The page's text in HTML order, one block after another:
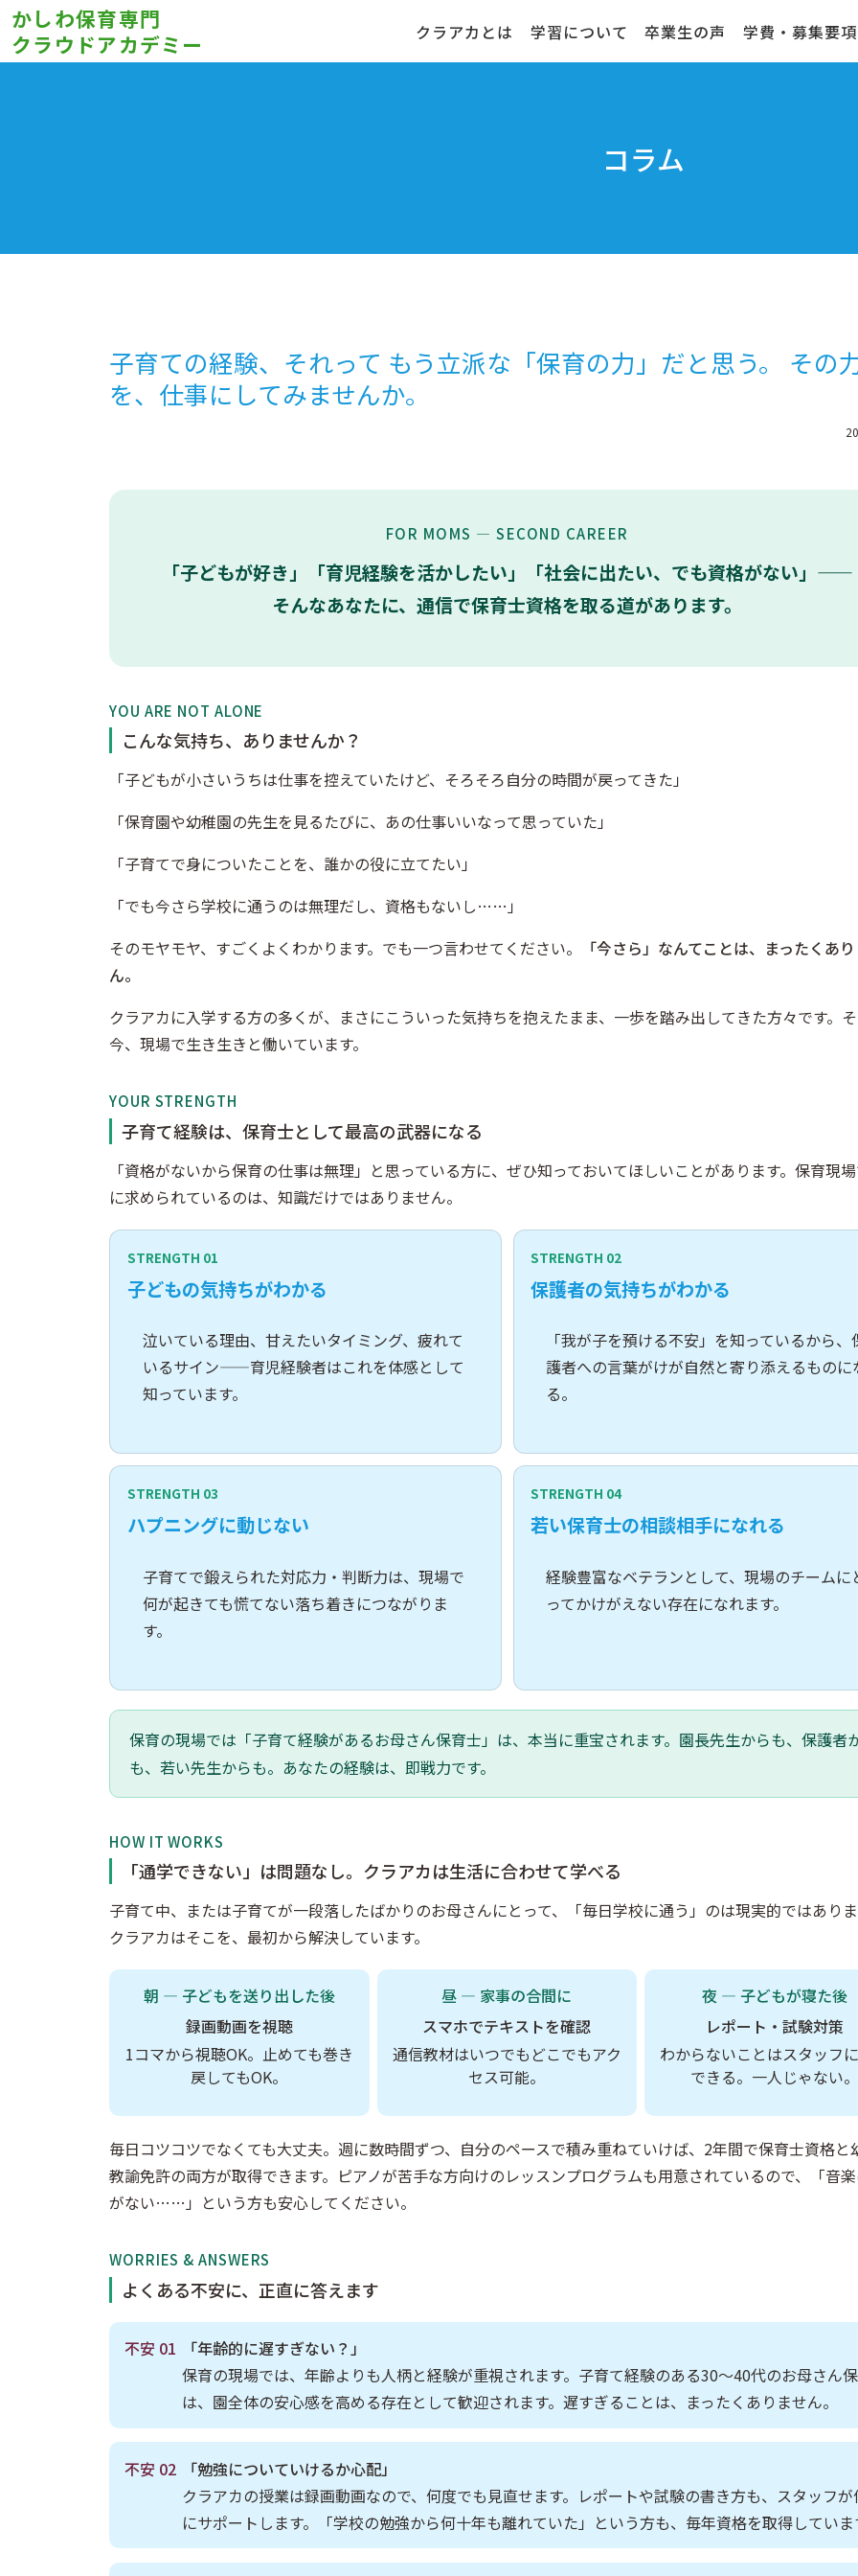
かしわ保育専門
クラウドアカデミー
クラアカとは 学習について 卒業生の声 学費・募集要項
コラム
子育ての経験、それって もう立派な「保育の力」だと思う。 その
を、仕事にしてみませんか。
FOR MOMS — SECOND CAREER
「子どもが好き」「育児経験を活かしたい」「社会に出たい、でも資格がない」——
そんなあなたに、通信で保育士資格を取る道があります。
YOU ARE NOT ALONE
こんな気持ち、ありませんか？
「子どもが小さいうちは仕事を控えていたけど、そろそろ自分の時間が戻ってきた」
「保育園や幼稚園の先生を見るたびに、あの仕事いいなって思っていた」
「子育てで身についたことを、誰かの役に立てたい」
「でも今さら学校に通うのは無理だし、資格もないし……」
そのモヤモヤ、すごくよくわかります。でも一つ言わせてください。
「今さら」なんてことは、まったくあ
ん。
クラアカに入学する方の多くが、まさにこういった気持ちを抱えたまま、一歩を踏み出してきた方々です。
今、現場で生き生きと働いています。
YOUR STRENGTH
子育て経験は、保育士として最高の武器になる
「資格がないから保育の仕事は無理」と思っている方に、ぜひ知っておいてほしいことがあります。保育現
に求められているのは、知識だけではありません。
STRENGTH 01
子どもの気持ちがわかる
泣いている理由、甘えたいタイミング、疲れて
いるサイン——育児経験者はこれを体感として
知っています。
STRENGTH 02
保護者の気持ちがわかる
「我が子を預ける不安」を知っているから、
護者への言葉がけが自然と寄り添えるものに
る。
STRENGTH 03
ハプニングに動じない
子育てで鍛えられた対応力・判断力は、現場で
何が起きても慌てない落ち着きにつながりま
す。
STRENGTH 04
若い保育士の相談相手になれる
経験豊富なベテランとして、現場のチームに
ってかけがえない存在になれます。
保育の現場では「子育て経験があるお母さん保育士」は、本当に重宝されます。園長先生からも、保護者
も、若い先生からも。あなたの経験は、即戦力です。
HOW IT WORKS
「通学できない」は問題なし。クラアカは生活に合わせて学べる
子育て中、または子育てが一段落したばかりのお母さんにとって、「毎日学校に通う」のは現実的ではありま
クラアカはそこを、最初から解決しています。
朝 — 子どもを送り出した後
録画動画を視聴
1コマから視聴OK。止めても巻き
戻してもOK。
昼 — 家事の合間に
スマホでテキストを確認
通信教材はいつでもどこでもアク
セス可能。
夜 — 子どもが寝た後
レポート・試験対策
わからないことはスタッフ
できる。一人じゃない。
毎日コツコツでなくても大丈夫。週に数時間ずつ、自分のペースで積み重ねていけば、2年間で保育士資格と
教諭免許の両方が取得できます。ピアノが苦手な方向けのレッスンプログラムも用意されているので、「音
がない……」という方も安心してください。
WORRIES & ANSWERS
よくある不安に、正直に答えます
不安 01
「年齢的に遅すぎない？」
保育の現場では、年齢よりも人柄と経験が重視されます。子育て経験のある30〜40代のお母さん
は、園全体の安心感を高める存在として歓迎されます。遅すぎることは、まったくありません。
不安 02
「勉強についていけるか心配」
クラアカの授業は録画動画なので、何度でも見直せます。レポートや試験の書き方も、スタッフが
にサポートします。「学校の勉強から何十年も離れていた」という方も、毎年資格を取得していま